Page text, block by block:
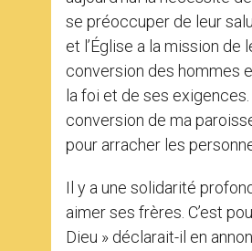
se préoccuper de leur
et l’Église a la mission
conversion des hommes
la foi et de ses
conversion de ma
pour arracher les
Il y a une solidarité
aimer ses frères. C’est
Dieu » déclarait-il en